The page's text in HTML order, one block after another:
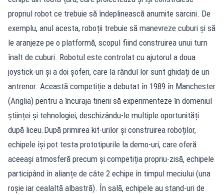
propriul robot ce trebuie să îndeplinească anumite sarcini. De
exemplu, anul acesta, roboții trebuie să manevreze cuburi și să
le aranjeze pe o platformă, scopul fiind construirea unui turn
înalt de cuburi. Robotul este controlat cu ajutorul a doua
joystick-uri şi a doi șoferi, care la rândul lor sunt ghidați de un
antrenor. Această competiție a debutat în 1989 în Manchester
(Anglia) pentru a încuraja tinerii să experimenteze în domeniul
științei și tehnologiei, deschizându-le multiple oportunități
după liceu.După primirea kit-urilor și construirea roboților,
echipele își pot testa prototipurile la demo-uri, care oferă
aceeași atmosferă precum şi competiția propriu-zisă, echipele
participând în alianțe de câte 2 echipe în timpul meciului (una
roșie iar cealaltă albastră). În sală, echipele au stand-uri de